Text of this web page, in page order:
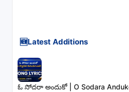
🆕Latest Additions
ఓ సోదరా అందుకో | O Sodara